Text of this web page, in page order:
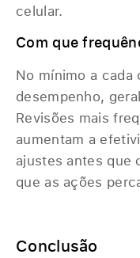
celular.
Com que
No mínimo a cada
desempenho,
Revisões mais
aumentam a
ajustes antes que
que as ações
Conclusão